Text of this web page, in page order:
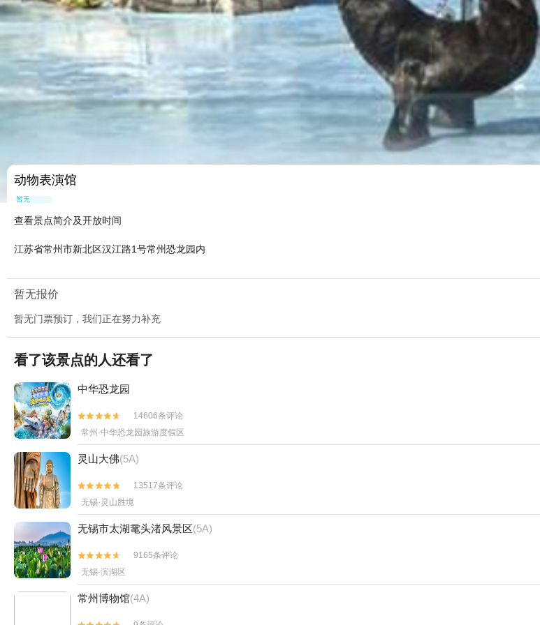
动物表演馆
暂无点评
查看景点简介及开放时间
江苏省常州市新北区汉江路1号常州恐龙园内
暂无报价
暂无门票预订，我们正在努力补充
看了该景点的人还看了
中华恐龙园


14606条评论
常州·中华恐龙园旅游度假区
灵山大佛(5A)


13517条评论
无锡·灵山胜境
无锡市太湖鼋头渚风景区(5A)


9165条评论
无锡·滨湖区
常州博物馆(4A)